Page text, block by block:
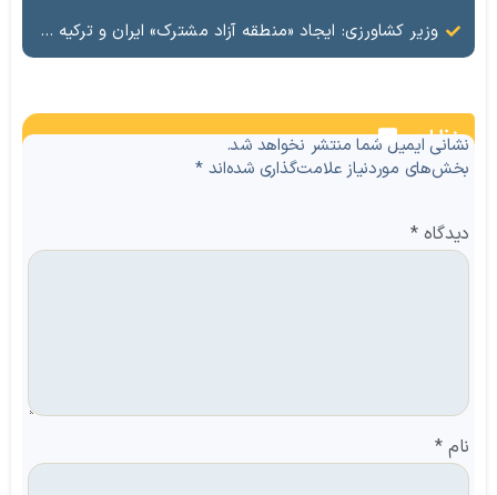
وزیر کشاورزی: ایجاد «منطقه آزاد مشترک» ایران و ترکیه در دستور کار است
نظرات
نشانی ایمیل شما منتشر نخواهد شد.
بخش‌های موردنیاز علامت‌گذاری شده‌اند*
دیدگاه*
نام *